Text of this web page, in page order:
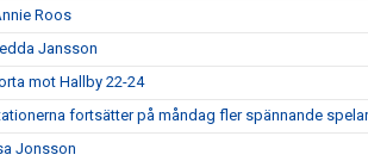
Roos
Jansson
mot Hallby 22-24
fortsätter på måndag fler spännande
Jonsson